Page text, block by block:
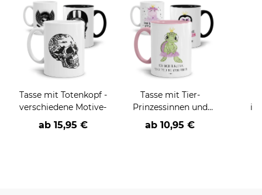
Tasse mit Totenkopf -
verschiedene Motive-
ab 15,95 €
Tasse mit Tier-
Prinzessinnen und
verschiedenen
Sprüchen
ab 10,95 €